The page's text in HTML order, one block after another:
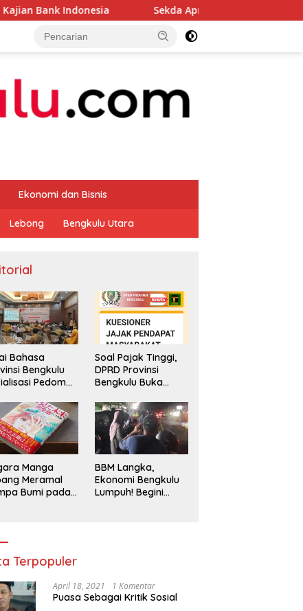
Sekda Apresiasi Inspektorat Provinsi
Ekonomi dan Bisnis
Lebong Bengkulu Utara
Bahasa
Bengkulu
Pedoman
Indonesia
Soal Pajak Tinggi,
DPRD Provinsi
Bengkulu Buka
Pengaduan
Masyarakat
Manga
Meramal
Bumi pada
BBM Langka,
Ekonomi Bengkulu
Lumpuh! Begini
Terpopuler
April 18, 2021 1 Komentar
Puasa Sebagai Kritik Sosial